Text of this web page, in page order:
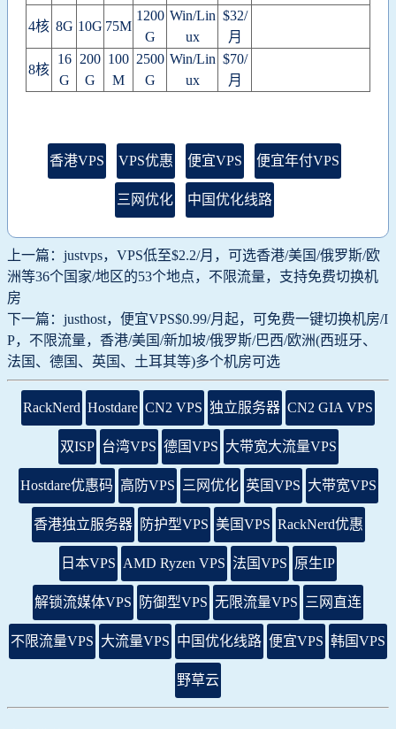
4核 8G 10G 75M
1200
G
Win/Lin
ux
$32/
月
8核
16
G
200
G
100
M
2500
G
Win/Lin
ux
$70/
月
香港VPS VPS优惠 便宜VPS 便宜年付VPS
三网优化 中国优化线路
上一篇：justvps，VPS低至$2.2/月，可选香港/美国/俄罗斯/欧
洲等36个国家/地区的53个地点，不限流量，支持免费切换机
房
下一篇：justhost，便宜VPS$0.99/月起，可免费一键切换机房/I
P，不限流量，香港/美国/新加坡/俄罗斯/巴西/欧洲(西班牙、
法国、德国、英国、土耳其等)多个机房可选
RackNerd Hostdare CN2 VPS 独立服务器 CN2 GIA VPS
双ISP 台湾VPS 德国VPS 大带宽大流量VPS
Hostdare优惠码 高防VPS 三网优化 英国VPS 大带宽VPS
香港独立服务器 防护型VPS 美国VPS RackNerd优惠
日本VPS AMD Ryzen VPS 法国VPS 原生IP
解锁流媒体VPS 防御型VPS 无限流量VPS 三网直连
不限流量VPS 大流量VPS 中国优化线路 便宜VPS 韩国VPS
野草云